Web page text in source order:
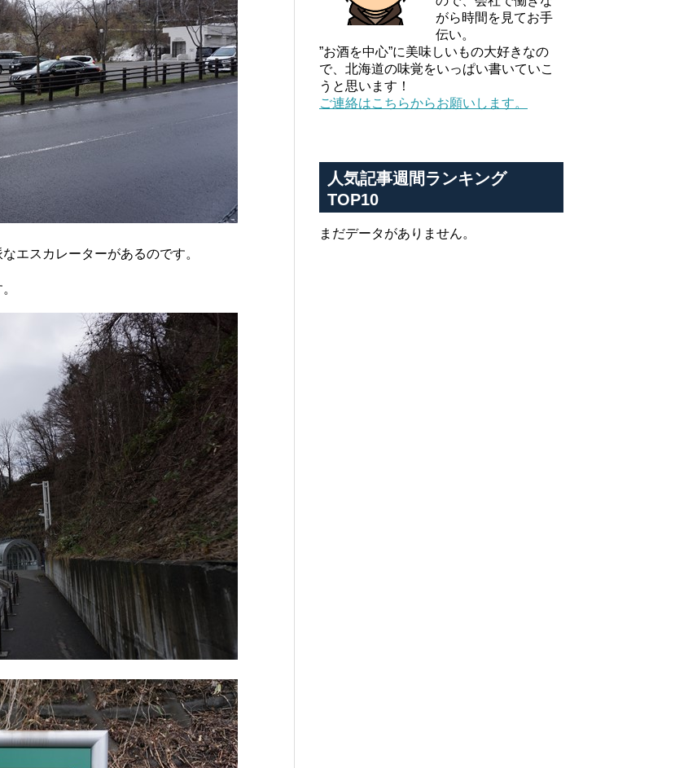
エスカレーターがあるのです。
がら時間を見てお手
伝い。
”お酒を中心”に美味しいもの大好きなの
で、北海道の味覚をいっぱい書いていこ
うと思います！
ご連絡はこちらからお願いします。
人気記事週間ランキング
TOP10
まだデータがありません。